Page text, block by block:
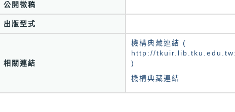
公開徵稿
出版型式
相關連結
機構典藏連結 (
http://
)
機構典藏連結